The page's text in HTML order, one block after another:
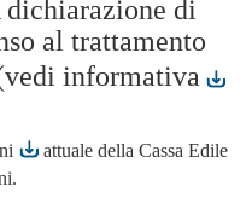
dichiarazione di
al trattamento
vedi informativa
attuale della Cassa Edile